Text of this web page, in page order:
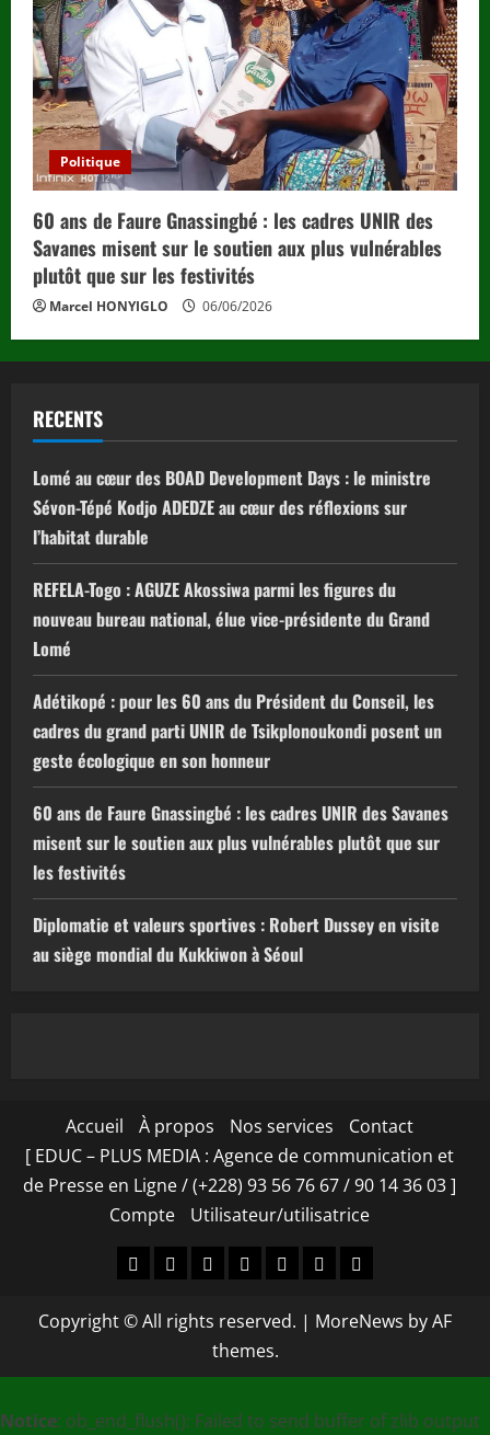
Politique
60 ans de Faure Gnassingbé : les cadres UNIR des
Savanes misent sur le soutien aux plus vulnérables
plutôt que sur les festivités
Marcel HONYIGLO 06/06/2026
RECENTS
Lomé au cœur des BOAD Development Days : le ministre
Sévon-Tépé Kodjo ADEDZE au cœur des réflexions sur
l’habitat durable
REFELA-Togo : AGUZE Akossiwa parmi les figures du
nouveau bureau national, élue vice-présidente du Grand
Lomé
Adétikopé : pour les 60 ans du Président du Conseil, les
cadres du grand parti UNIR de Tsikplonoukondi posent un
geste écologique en son honneur
60 ans de Faure Gnassingbé : les cadres UNIR des Savanes
misent sur le soutien aux plus vulnérables plutôt que sur
les festivités
Diplomatie et valeurs sportives : Robert Dussey en visite
au siège mondial du Kukkiwon à Séoul
Accueil À propos Nos services
Contact
[ EDUC – PLUS MEDIA : Agence de communication et
de Presse en Ligne / (+228) 93 56 76 67 / 90 14 36 03 ]
Compte
Utilisateur/utilisatrice
Accueil
À
Nos
Contact
[
–
PLUS
:
CompteUtilisateur/
Copyright © All rights reserved. | MoreNews by AF
themes.
Notice: ob_end_flush(): Failed to send buffer of zlib output